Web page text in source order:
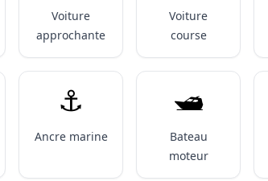
Voiture
approchante
Voiture
course
⚓️
Ancre marine
🛥️
Bateau
moteur